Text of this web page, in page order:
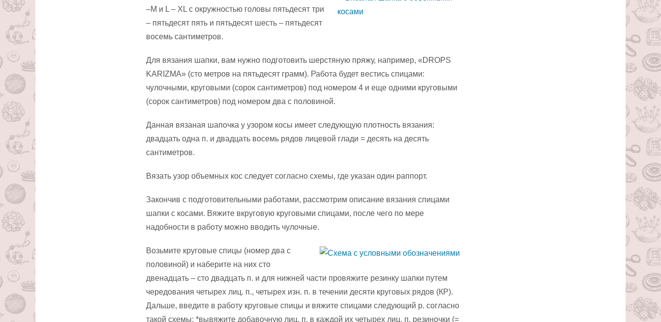
–M и L – XL с окружностью головы пятьдесят три
– пятьдесят пять и пятьдесят шесть – пятьдесят
восемь сантиметров.
Для вязания шапки, вам нужно подготовить шерстяную пряжу, например, «DROPS
KARIZMA» (сто метров на пятьдесят грамм). Работа будет вестись спицами:
чулочными, круговыми (сорок сантиметров) под номером 4 и еще одними круговыми
(сорок сантиметров) под номером два с половиной.
Данная вязаная шапочка у узором косы имеет следующую плотность вязания:
двадцать одна п. и двадцать восемь рядов лицевой глади = десять на десять
сантиметров.
Вязать узор объемных кос следует согласно схемы, где указан один раппорт.
Закончив с подготовительными работами, рассмотрим описание вязания спицами
шапки с косами. Вяжите вкруговую круговыми спицами, после чего по мере
надобности в работу можно вводить чулочные.
Возьмите круговые спицы (номер два с
половиной) и наберите на них сто
двенадцать – сто двадцать п. и для нижней части провяжите резинку шапки путем
чередования четырех лиц. п., четырех изн. п. в течении десяти круговых рядов (КР).
Дальше, введите в работу круговые спицы и вяжите спицами следующий р. согласно
такой схемы: *вывяжите добавочную лиц. п. в каждой их четырех лиц. п. резиночки (=